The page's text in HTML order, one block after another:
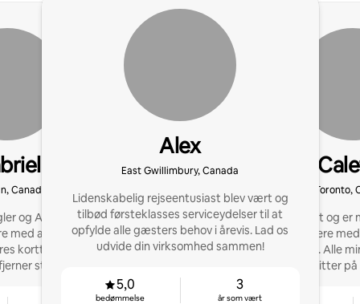
Canada
og Airbnb-medvært,
med at maksimere
korttidsudlejning,
stressen ved den
Alex
East Gwillimbury, Canada
Lidenskabelig rejseentusiast blev vært og
tilbød førsteklasses serviceydelser til at
opfylde alle gæsters behov i årevis. Lad os
udvide din virksomhed sammen!
5,0
bedømmelse
3
år som vært
Toronto,
Jeg er Superhost og
Jeg hjælper ejere
mere tid. Alle
gæstefavoritter